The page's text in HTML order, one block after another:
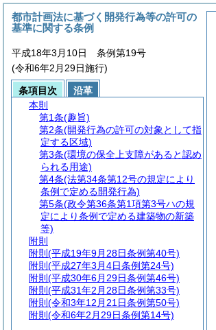
都市計画法に基づく開発行為等の許可の
基準に関する条例
平成18年3月10日 条例第19号
(令和6年2月29日施行)
条項目次
沿革
本則
第1条(趣旨)
第2条(開発行為の許可の対象として指
定する区域)
第3条(環境の保全上支障があると認め
られる用途)
第4条(法第34条第12号の規定により
条例で定める開発行為)
第5条(政令第36条第1項第3号ハの規
定により条例で定める建築物の新築
等)
附則
附則 (平成19年9月28日条例第40号)
附則 (平成27年3月4日条例第24号)
附則 (平成30年6月29日条例第46号)
附則 (平成31年2月28日条例第33号)
附則 (令和3年12月21日条例第50号)
附則 (令和6年2月29日条例第14号)